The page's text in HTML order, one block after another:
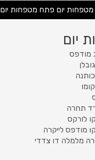
מטפחות יום פתח מטפחות יום
יום
מודפס
תחרה
לורקס
מודפס לייקרה
מלמלה דו צדדי